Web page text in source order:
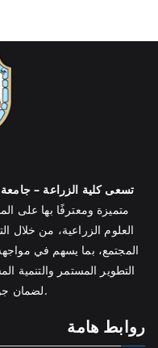
تسعى كلية الزراعة –
متميزة ومعترفًا بها على
العلوم الزراعية، من خلال
المجتمع، بما يسهم في
التطوير المستمر والتنمية
لضمان جودة التعليم والاعتماد.
روابط هامة